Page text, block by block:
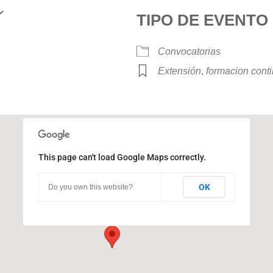
TIPO DE EVENTO
Convocatorias
Extensión, formacion
This page can't load Google Maps correctly.
Do you own this website? OK